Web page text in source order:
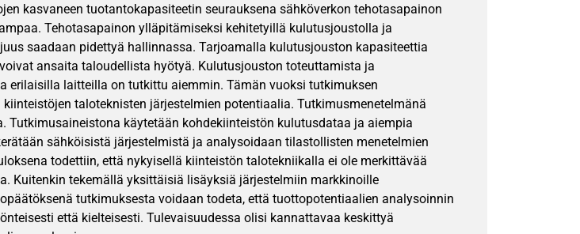
kasvaneen tuotantokapasiteetin seurauksena sähköverkon tehotasapainon
Tehotasapainon ylläpitämiseksi kehitetyillä kulutusjoustolla ja
saadaan pidettyä hallinnassa. Tarjoamalla kulutusjouston kapasiteettia
ansaita taloudellista hyötyä. Kulutusjouston toteuttamista ja
erilaisilla laitteilla on tutkittu aiemmin. Tämän vuoksi tutkimuksen
taloteknisten järjestelmien potentiaalia. Tutkimusmenetelmänä
Tutkimusaineistona käytetään kohdekiinteistön kulutusdataa ja aiempia
sähköisistä järjestelmistä ja analysoidaan tilastollisten menetelmien
todettiin, että nykyisellä kiinteistön talotekniikalla ei ole merkittävää
Kuitenkin tekemällä yksittäisiä lisäyksiä järjestelmiin markkinoille
tutkimuksesta voidaan todeta, että tuottopotentiaalien analysoinnin
että kielteisesti. Tulevaisuudessa olisi kannattavaa keskittyä